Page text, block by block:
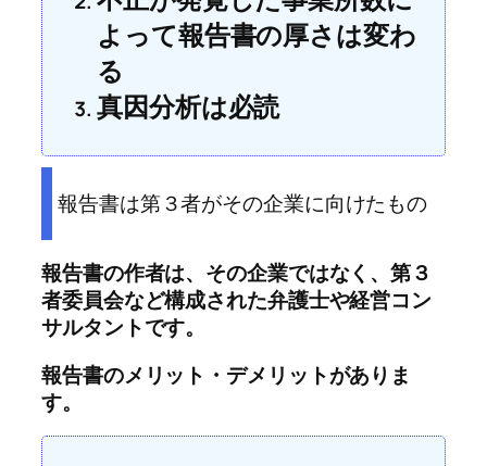
よって報告書の厚さは変わ
る
真因分析は必読
報告書は第３者がその企業に向けたもの
報告書の作者は、その企業ではなく、第３
者委員会など構成された弁護士や経営コン
サルタントです。
報告書のメリット・デメリットがありま
す。